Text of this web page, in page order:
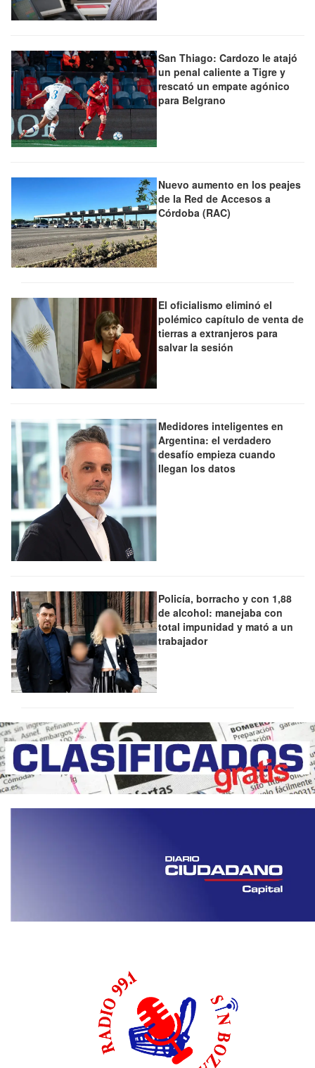
San Thiago: Cardozo le atajó
un penal caliente a Tigre y
rescató un empate agónico
para Belgrano
Nuevo aumento en los peajes
de la Red de Accesos a
Córdoba (RAC)
El oficialismo eliminó el
polémico capítulo de venta de
tierras a extranjeros para
salvar la sesión
Medidores inteligentes en
Argentina: el verdadero
desafío empieza cuando
llegan los datos
Policía, borracho y con 1,88
de alcohol: manejaba con
total impunidad y mató a un
trabajador